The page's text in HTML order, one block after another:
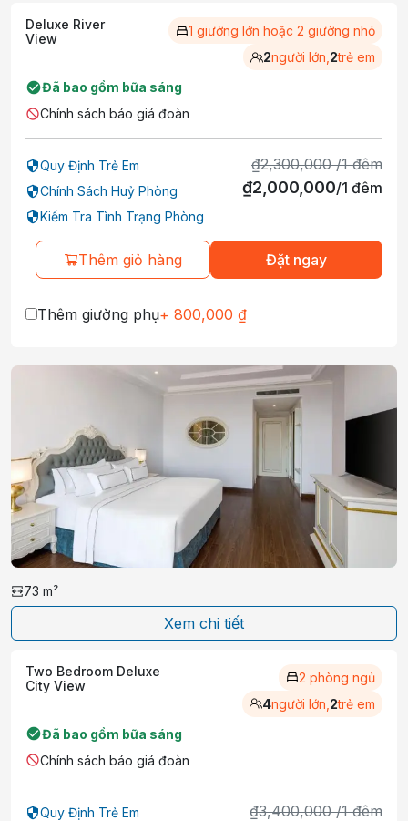
Deluxe River
View
1 giường lớn hoặc 2 giường nhỏ
2người lớn, 2trẻ em
Đã bao gồm bữa sáng
Chính sách báo giá đoàn
Quy Định Trẻ Em
Chính Sách Huỷ Phòng
Kiểm Tra Tình Trạng Phòng
₫2,300,000 /1 đêm
₫2,000,000/1 đêm
Thêm giỏ hàng Đặt ngay
Thêm giường phụ+ 800,000 ₫
73 m²
Xem chi tiết
Two Bedroom Deluxe
City View
2 phòng ngủ
4người lớn, 2trẻ em
Đã bao gồm bữa sáng
Chính sách báo giá đoàn
Quy Định Trẻ Em
₫3,400,000 /1 đêm